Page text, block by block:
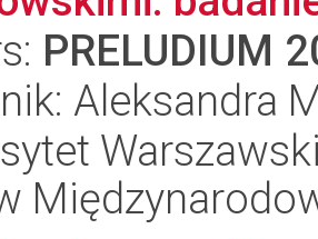
PRELUDIUM
Aleksandra